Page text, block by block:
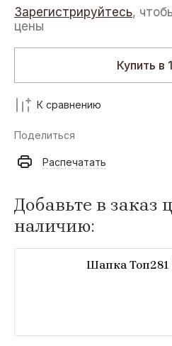
Зарегистрируйтесь,
цены
Купить в
К сравнению
Поделиться
Распечатать
Добавьте в заказ
наличию:
Шапка Топ281